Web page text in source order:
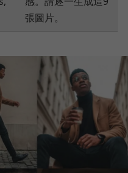
張圖片。